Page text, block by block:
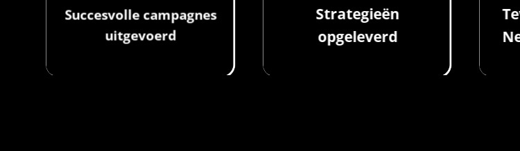
Succesvolle campagnes
uitgevoerd
Strategieën
opgeleverd